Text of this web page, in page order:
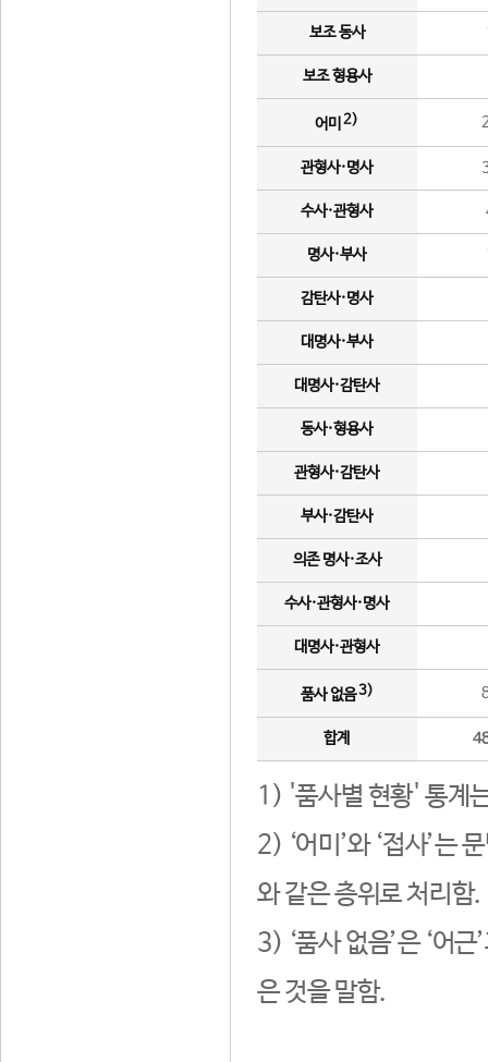
보조 동사
보조 형용사
어미 2)
관형사·명사
수사·관형사
명사·부사
감탄사·명사
대명사·부사
대명사·감탄사
동사·형용사
관형사·감탄사
부사·감탄사
의존 명사·조사
수사·관형사·명사
대명사·관형사
품사 없음3)
합계
1) '품사별 현황' 통계
2) ‘어미’와 ‘접사’는
와 같은 층위로 처리함.
3) ‘품사 없음’은 ‘어
은 것을 말함.